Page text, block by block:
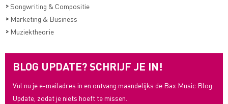
> Songwriting & Compositie
> Marketing & Business
> Muziektheorie
BLOG UPDATE? SCHRIJF JE IN!
Vul nu je e-mailadres in en ontvang maandelijks de Bax Music Blog
Update, zodat je niets hoeft te missen.